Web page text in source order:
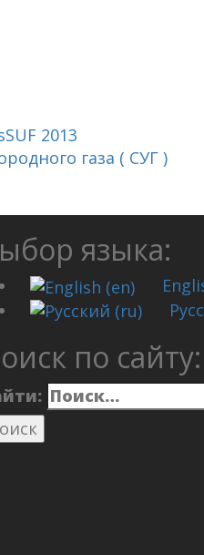
2013
газа ( СУГ )
языка:
по сайту: